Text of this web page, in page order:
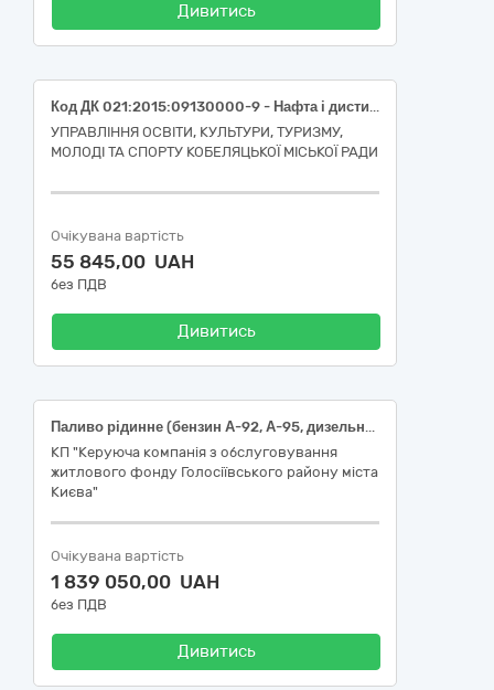
Дивитись
Код ДК 021:2015:09130000-9 - Нафта і дистиляти ( Бензин А-95 (Євро 5))
УПРАВЛІННЯ ОСВІТИ, КУЛЬТУРИ, ТУРИЗМУ,
МОЛОДІ ТА СПОРТУ КОБЕЛЯЦЬКОЇ МІСЬКОЇ РАДИ
Очікувана вартість
55 845,00 UAH
без ПДВ
Дивитись
Паливо рідинне (бензин А-92, А-95, дизельне паливо) ДК 021:2015:09130000-9 – Нафта та дистиляти
КП "Керуюча компанія з обслуговування
житлового фонду Голосіївського району міста
Києва"
Очікувана вартість
1 839 050,00 UAH
без ПДВ
Дивитись